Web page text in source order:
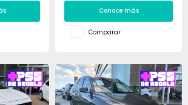
Conoce más
Comparar